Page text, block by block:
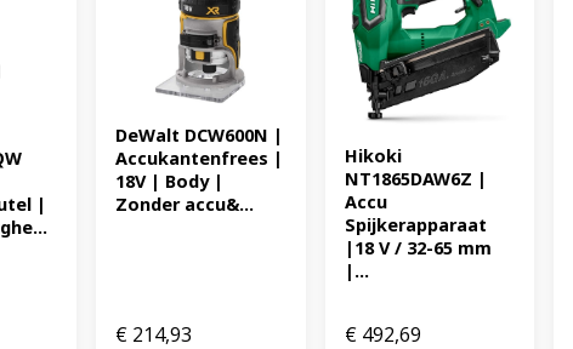
|
DeWalt DCW600N |
Accukantenfrees |
18V | Body |
Zonder accu&...
€214,93
Hikoki
NT1865DAW6Z |
Accu
Spijkerapparaat
|18 V / 32-65 mm
|...
€492,69